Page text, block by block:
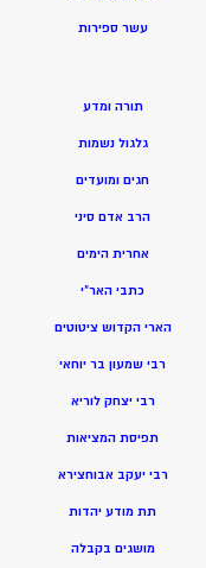
עשר ספירות
תורה ומדע
גלגול נשמות
חגים ומועדים
הרב אדם סיני
אחרית הימים
כתבי האר”י
הארי הקדוש ציטוטים
רבי שמעון בר יוחאי
רבי יצחק לוריא
תפיסת המציאות
רבי יעקב אבוחצירא
תת מודע יהדות
מושגים בקבלה